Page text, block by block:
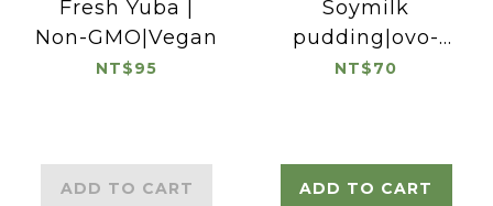
Fresh Yuba |
Non-GMO|Vegan
NT$95
ADD TO CART
Soymilk
pudding|ovo-
lacto vegetarian
NT$70
ADD TO CART